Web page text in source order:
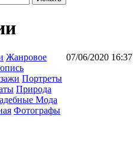
Жанровое
Портреты
Природа
Мода
Фотографы
07/06/2020 16:37